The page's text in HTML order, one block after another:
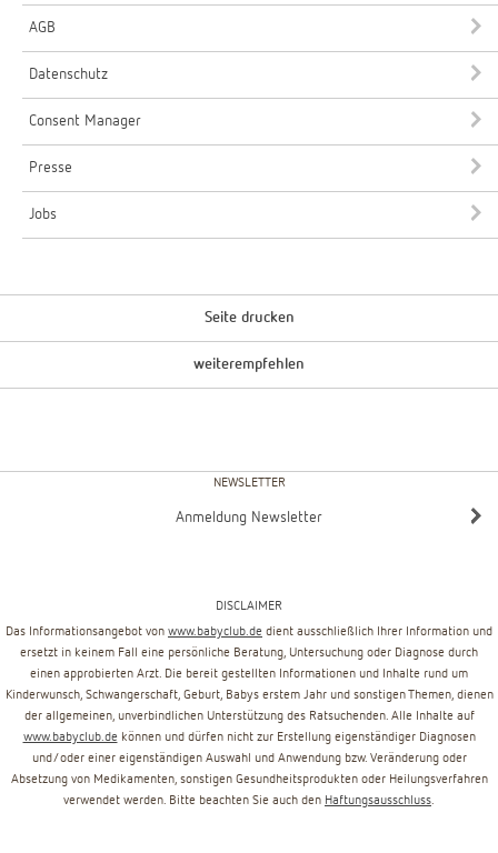
AGB
Datenschutz
Consent Manager
Presse
Jobs
Seite drucken
weiterempfehlen
NEWSLETTER
Anmeldung Newsletter
DISCLAIMER
Das Informationsangebot von www.babyclub.de dient ausschließlich Ihrer Information und
ersetzt in keinem Fall eine persönliche Beratung, Untersuchung oder Diagnose durch
einen approbierten Arzt. Die bereit gestellten Informationen und Inhalte rund um
Kinderwunsch, Schwangerschaft, Geburt, Babys erstem Jahr und sonstigen Themen, dienen
der allgemeinen, unverbindlichen Unterstützung des Ratsuchenden. Alle Inhalte auf
www.babyclub.de können und dürfen nicht zur Erstellung eigenständiger Diagnosen
und/oder einer eigenständigen Auswahl und Anwendung bzw. Veränderung oder
Absetzung von Medikamenten, sonstigen Gesundheitsprodukten oder Heilungsverfahren
verwendet werden. Bitte beachten Sie auch den Haftungsausschluss.